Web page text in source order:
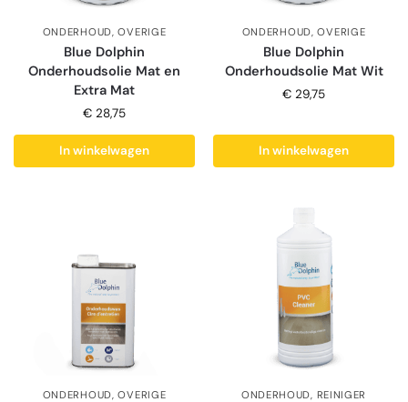
ONDERHOUD ,OVERIGE
Blue Dolphin
Onderhoudsolie Mat en
Extra Mat
€ 28,75
In winkelwagen
ONDERHOUD ,OVERIGE
Blue Dolphin
Onderhoudsolie Mat Wit
€ 29,75
In winkelwagen
ONDERHOUD ,OVERIGE ONDERHOUD REINIGER